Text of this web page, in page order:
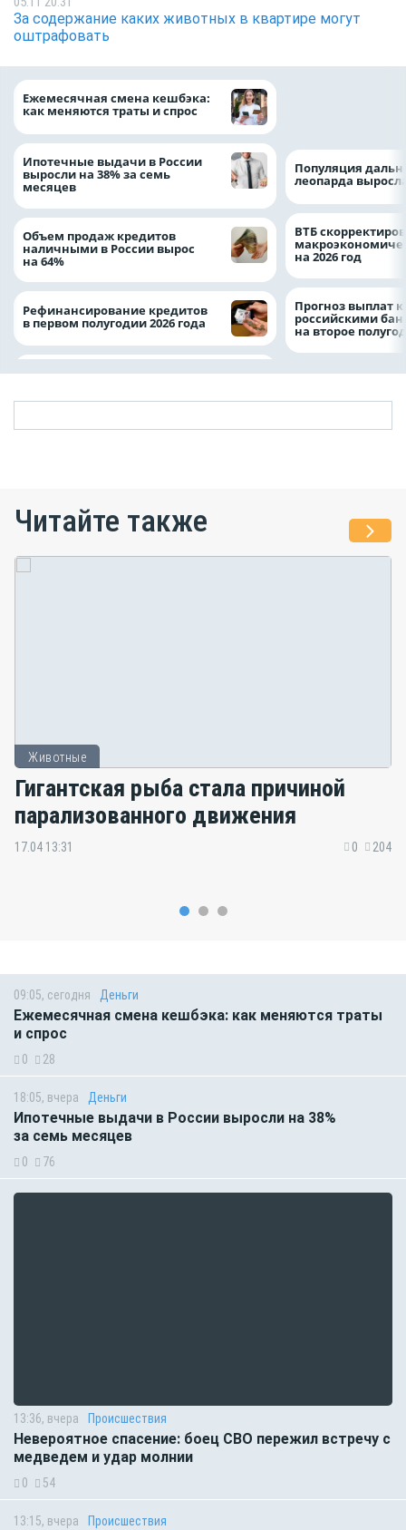
За содержание каких животных в квартире могут
оштрафовать
Ежемесячная смена кешбэка:
как меняются траты и спрос
Ипотечные выдачи в России
выросли на 38% за семь
месяцев
Объем продаж кредитов
наличными в России вырос
на 64%
Рефинансирование кредитов
в первом полугодии 2026 года
Популяция
леопарда
ВТБ
на 2026 год
Прогноз выплат
российскими
на второе
Читайте также
Животные
Гигантская рыба стала причиной
парализованного движения
17.04 13:31 0 204
09:05, сегодня Деньги
Ежемесячная смена кешбэка: как меняются траты
и спрос
0 28
18:05, вчера Деньги
Ипотечные выдачи в России выросли на 38%
за семь месяцев
0 76
13:36, вчера Происшествия
Невероятное спасение: боец СВО пережил встречу с
медведем и удар молнии
0 54
13:15, вчера Происшествия